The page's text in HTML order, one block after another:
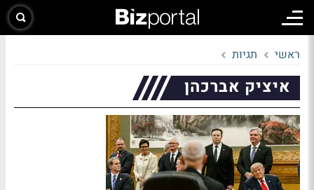
ראשי תגיות
איציק אברכהן